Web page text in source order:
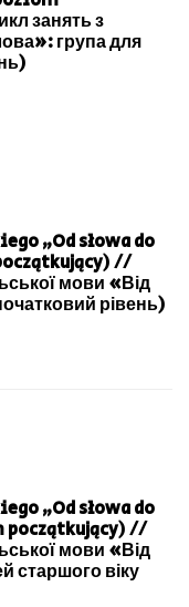
занять з
група для
„Od słowa do
//
мови «Від
рівень)
„Od słowa do
początkujący) //
мови «Від
старшого віку